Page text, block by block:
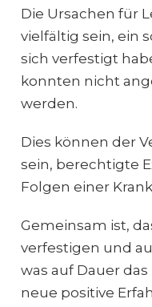
Die Ursachen für
vielfältig sein, ein
sich verfestigt
konnten nicht
werden.
Dies können der
sein, berechtigte
Folgen einer
Gemeinsam ist,
verfestigen und
was auf Dauer
neue positive